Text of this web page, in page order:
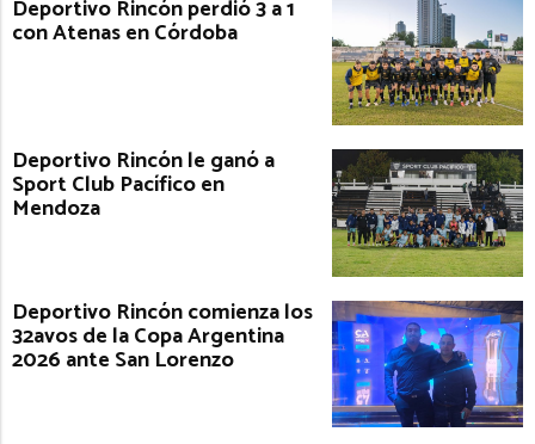
Deportivo Rincón perdió 3 a 1
con Atenas en Córdoba
Deportivo Rincón le ganó a
Sport Club Pacífico en
Mendoza
Deportivo Rincón comienza los
32avos de la Copa Argentina
2026 ante San Lorenzo